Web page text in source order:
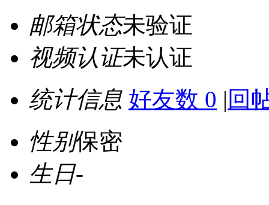
邮箱状态未验证
视频认证未认证
统计信息 好友数 0 | 回
性别保密
生日-